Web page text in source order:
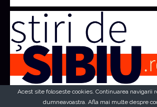
Acest site foloseste cookies. Continuarea navigarii
dumneavoastra. Afla mai multe despre